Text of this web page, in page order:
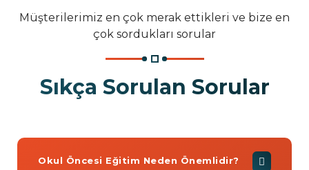
Müşterilerimiz en çok merak ettikleri ve bize en
çok sordukları sorular
Sıkça Sorulan Sorular
Okul Öncesi Eğitim Neden Önemlidir?